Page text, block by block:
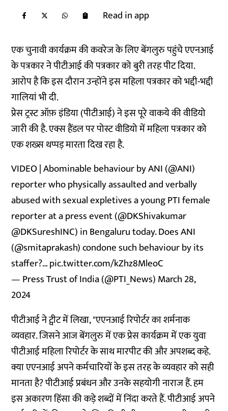
Read in app
एक चुनावी कार्यक्रम की कवरेज के लिए बेंगलुरु पहुंचे एएनआई
के पत्रकार ने पीटीआई की पत्रकार को बुरी तरह पीट दिया.
आरोप है कि इस दौरान उन्होंने इस महिला पत्रकार को भद्दी-भद्दी
गालियां भी दी.
प्रेस ट्रस्ट ऑफ़ इंडिया (पीटीआई) ने इस पूरे वाकये की वीडियो
जारी की है. एक्स हैंडल पर पोस्ट वीडियो में महिला पत्रकार को
एक शख्स थप्पड़ मारता दिख रहा है.
VIDEO | Abominable behaviour by ANI (@ANI)
reporter who physically assaulted and verbally
abused with sexual expletives a young PTI female
reporter at a press event (@DKShivakumar
@DKSureshINC) in Bengaluru today. Does ANI
(@smitaprakash) condone such behaviour by its
staffer?…pic.twitter.com/kZhz8MleoC
— Press Trust of India (@PTI_News)March 28,
2024
पीटीआई ने ट्वीट में लिखा, "एएनआई रिपोर्टर का शर्मनाक
व्यवहार. जिसने आज बेंगलुरु में एक प्रेस कार्यक्रम में एक युवा
पीटीआई महिला रिपोर्टर के साथ मारपीट की और अपशब्द कहे.
क्या एएनआई अपने कर्मचारियों के इस तरह के व्यवहार को सही
मानता है? पीटीआई प्रबंधन और उनके सहयोगी नाराज हैं. हम
इस अकारण हिंसा की कड़े शब्दों में निंदा करते हैं. पीटीआई अपने